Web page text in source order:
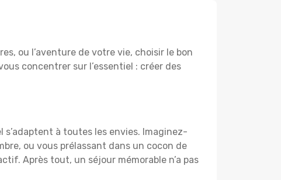
ou l’aventure de votre vie, choisir le bon
concentrer sur l’essentiel : créer des
à toutes les envies. Imaginez-
ou vous prélassant dans un cocon de
Après tout, un séjour mémorable n’a pas